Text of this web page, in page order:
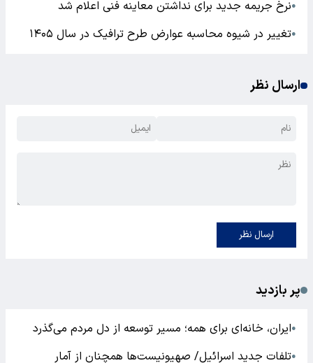
●نرخ جریمه جدید برای نداشتن معاینه فنی اعلام شد
●تغییر در شیوه محاسبه عوارض طرح ترافیک در سال ۱۴۰۵
ارسال نظر
ارسال نظر
پر بازدید
●ایران، خانه‌ای برای همه؛ مسیر توسعه از دل مردم می‌گذرد
●تلفات جدید اسرائیل/ صهیونیست‌ها همچنان از آمار